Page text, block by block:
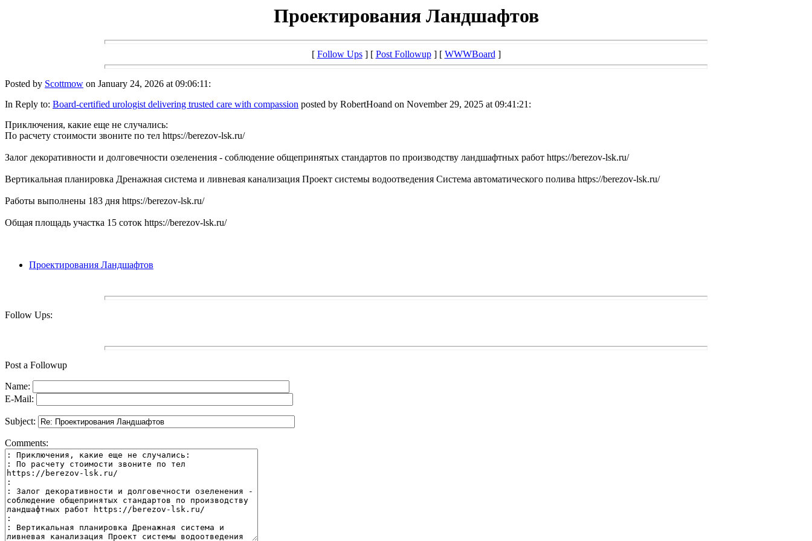
Проектирования Ландшафтов
[ Follow Ups] [ Post Followup] [ WWWBoard]
Posted by Scottmow on January 24, 2026 at 09:06:11:
In Reply to: Board-certified urologist delivering trusted care with compassion posted by RobertHoand on November 29, 2025 at 09:41:21:
Приключения, какие еще не случались:
По расчету стоимости звоните по тел https://berezov-lsk.ru/
Залог декоративности и долговечности озеленения - соблюдение общепринятых стандартов по производству ландшафтных работ https://berezov-lsk.ru/
Вертикальная планировка Дренажная система и ливневая канализация Проект системы водоотведения Система автоматического полива https://berezov-lsk.ru/
Работы выполнены 183 дня https://berezov-lsk.ru/
Общая площадь участка 15 соток https://berezov-lsk.ru/
Проектирования Ландшафтов
Follow Ups:
Post a Followup
Name:
E-Mail:
Subject:
Comments: